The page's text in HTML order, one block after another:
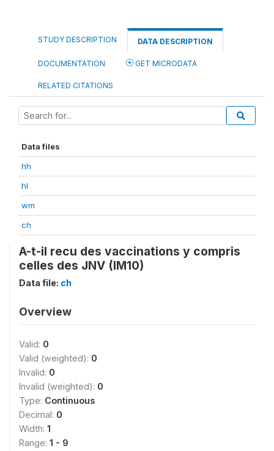
STUDY DESCRIPTION DATA DESCRIPTION
DOCUMENTATION GET MICRODATA
RELATED CITATIONS
Data files
hh
hl
wm
ch
A-t-il recu des vaccinations y compris
celles des JNV (IM10)
Data file: ch
Overview
Valid: 0
Valid (weighted): 0
Invalid: 0
Invalid (weighted): 0
Type: Continuous
Decimal: 0
Width: 1
Range: 1 - 9